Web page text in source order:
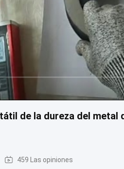
de la dureza del metal
459 Las opiniones